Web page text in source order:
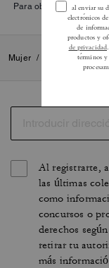
Para obtener más
Mujer / Pequeños
Al registrarte,
las últimas
como
concursos o
derechos
retirar tu
más